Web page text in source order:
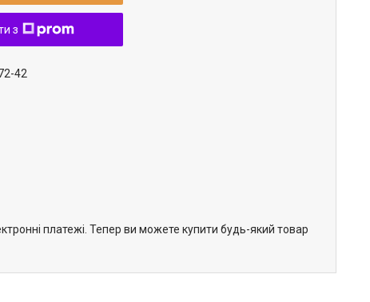
з
42
платежі. Тепер ви можете купити будь-який товар